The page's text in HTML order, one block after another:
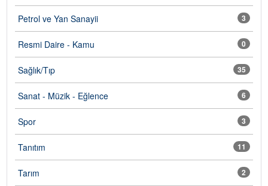
Petrol ve Yan Sanayii 3
Resmi Daire - Kamu 0
Sağlık/Tıp 35
Sanat - Müzik - Eğlence 6
Spor 3
Tanıtım 11
Tarım 2